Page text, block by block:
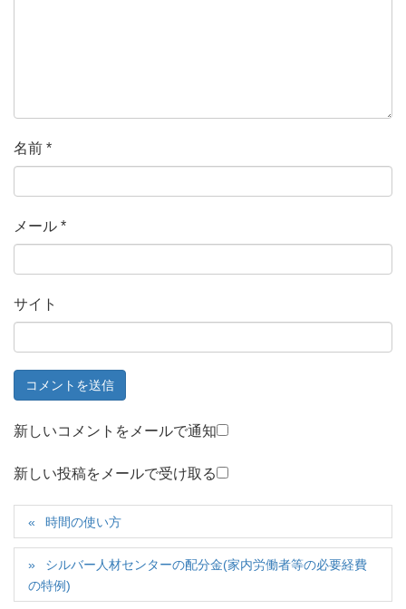
名前 *
メール *
サイト
新しいコメントをメールで通知
新しい投稿をメールで受け取る
時間の使い方
シルバー人材センターの配分金(家内労働者等の必要経費
の特例)